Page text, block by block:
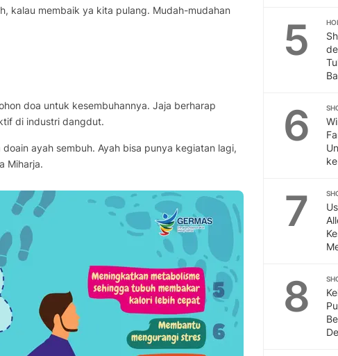
kalau membaik ya kita pulang. Mudah-mudahan
doa untuk kesembuhannya. Jaja berharap
di industri dangdut.
ayah sembuh. Ayah bisa punya kegiatan lagi,
Miharja.
5
6
7
8